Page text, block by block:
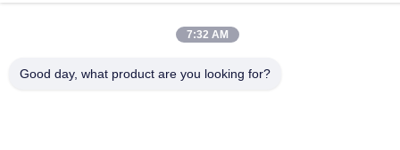
7:32 AM
Good day, what product are you looking for?